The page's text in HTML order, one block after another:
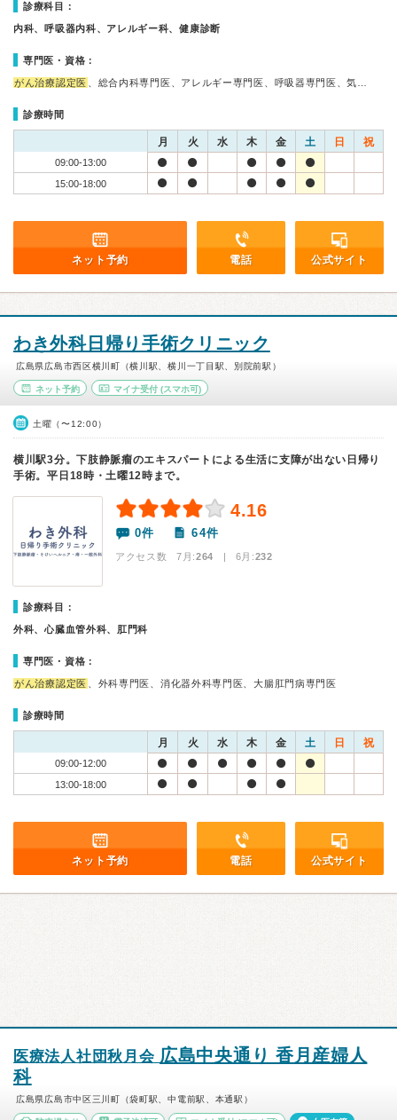
診療科目：
内科、呼吸器内科、アレルギー科、健康診断
専門医・資格：
がん治療認定医 、総合内科専門医、アレルギー専門医、呼吸器専門医、気…
診療時間
月 火 水 木 金 土 日 祝
09:00-13:00
15:00-18:00
ネット予約 電話 公式サイト
わき外科日帰り手術クリニック
広島県広島市西区横川町（横川駅、横川一丁目駅、別院前駅）
ネット予約 マイナ受付(スマホ可)
土曜（〜12:00）
横川駅3分。下肢静脈瘤のエキスパートによる生活に支障が出ない日帰り
手術。平日18時・土曜12時まで。
4.16
0件 64件
アクセス数 7月:264 | 6月:232
診療科目：
外科、心臓血管外科、肛門科
専門医・資格：
がん治療認定医 、外科専門医、消化器外科専門医、大腸肛門病専門医
診療時間
月 火 水 木 金 土 日 祝
09:00-12:00
13:00-18:00
ネット予約 電話 公式サイト
医療法人社団秋月会 広島中央通り 香月産婦人
科
広島県広島市中区三川町（袋町駅、中電前駅、本通駅）